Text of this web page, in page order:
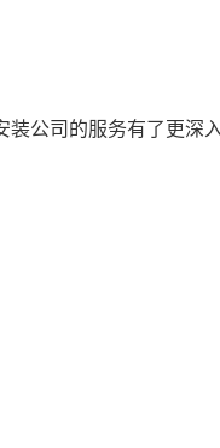
公司的服务有了更深